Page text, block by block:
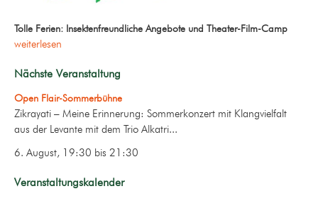
Tolle Ferien: Insektenfreundliche Angebote und Theater-Film-Camp
weiterlesen
Nächste Veranstaltung
Open Flair-Sommerbühne
Zikrayati – Meine Erinnerung: Sommerkonzert mit Klangvielfalt
aus der Levante mit dem Trio Alkatri...
6. August, 19:30 bis 21:30
Veranstaltungskalender